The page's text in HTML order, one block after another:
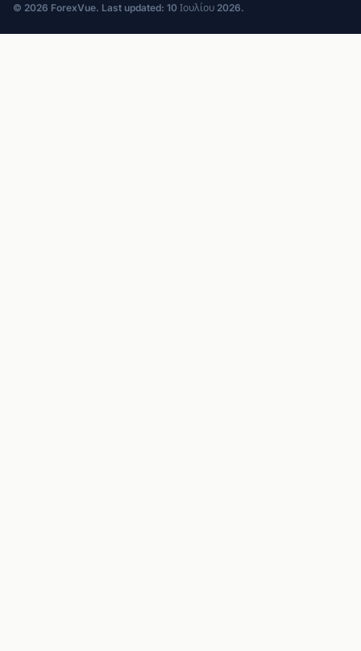
© 2026 ForexVue. Last updated: 10 Ιουλίου 2026.